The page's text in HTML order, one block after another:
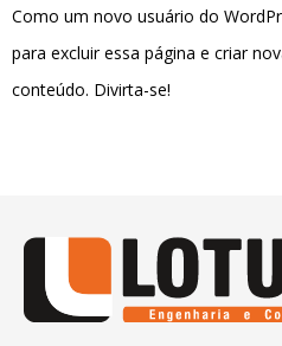
Como um novo usuário do
para excluir essa página e criar
conteúdo. Divirta-se!